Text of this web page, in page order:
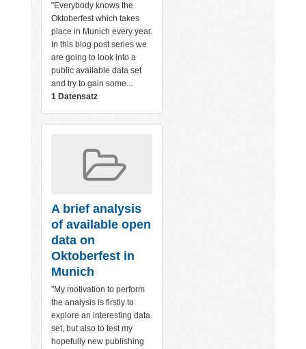
"Everybody knows the
Oktoberfest which takes
place in Munich every year.
In this blog post series we
are going to look into a
public available data set
and try to gain some...
1 Datensatz
A brief analysis
of available open
data on
Oktoberfest in
Munich
"My motivation to perform
the analysis is firstly to
explore an interesting data
set, but also to test my
hopefully new publishing